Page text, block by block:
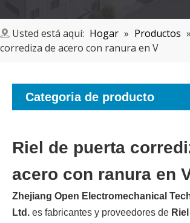
Usted está aquí: Hogar » Productos »
corrediza de acero con ranura en V
Categoria de producto
Riel de puerta
acero con ranura en
Zhejiang Open Electromechanical
Ltd. es fabricantes y proveedores de